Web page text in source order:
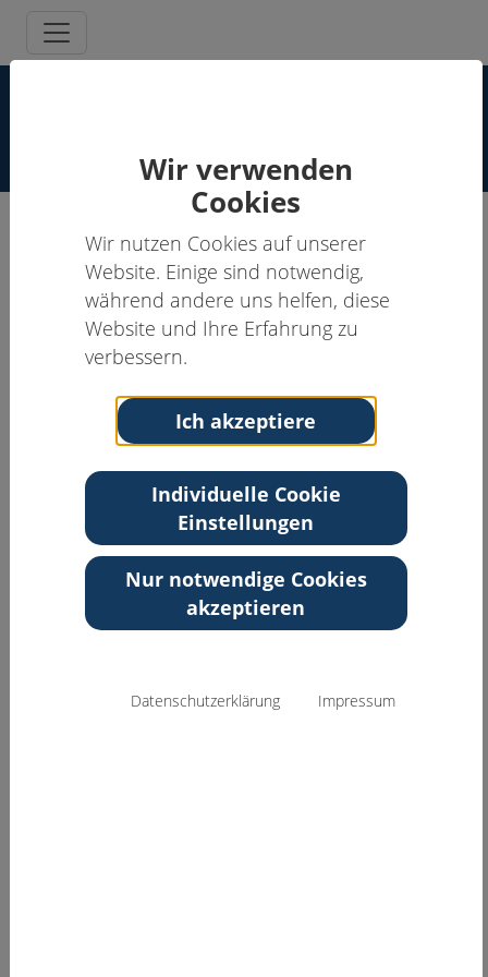
Wir verwenden
Cookies
Wir nutzen Cookies auf unserer
Website. Einige sind notwendig,
während andere uns helfen, diese
Website und Ihre Erfahrung zu
verbessern.
Ich akzeptiere
Individuelle Cookie
Einstellungen
Nur notwendige Cookies
akzeptieren
Datenschutzerklärung Impressum
Herta Flor, Prof. Dr. Dipl.-
Psych.
Supervisor:in, Schmerzpsychotherapeut:in
Neuropsychologie ZI
Mannheim
Baden-Württemberg
Tel: 0621-17036302
Fax: 0621-17036305
Email:herta.flor@zi-
mannheim.de
Zurück zur Übersicht